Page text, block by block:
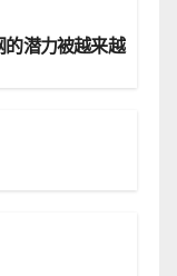
的潜力被越来越